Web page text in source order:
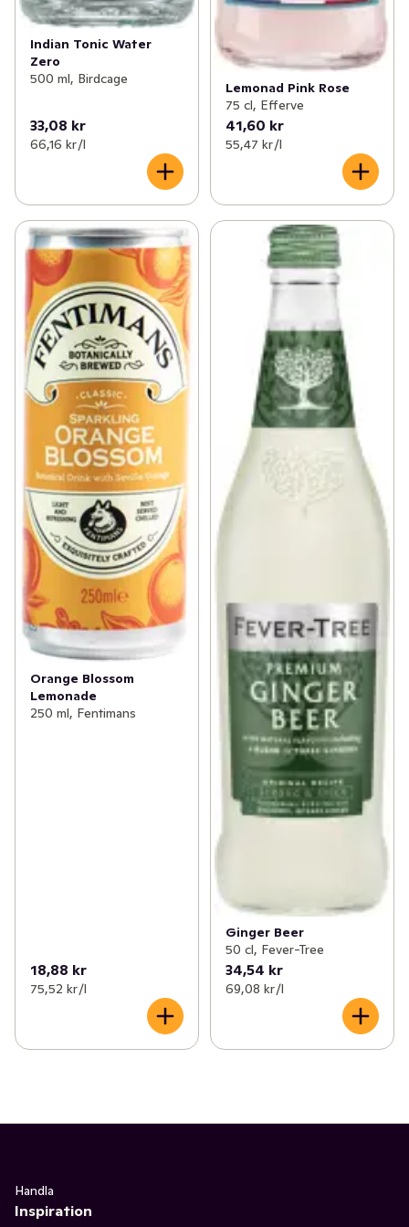
Indian Tonic Water
Zero
500 ml, Birdcage
33,08 kr
66,16 kr /l
Lemonad Pink Rose
75 cl, Efferve
41,60 kr
55,47 kr /l
Orange Blossom
Lemonade
250 ml, Fentimans
18,88 kr
75,52 kr /l
Ginger Beer
50 cl, Fever-Tree
34,54 kr
69,08 kr /l
Handla
Inspiration